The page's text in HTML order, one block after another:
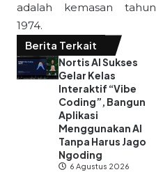
adalah kemasan tahun
1974.
Berita Terkait
Nortis AI Sukses
Gelar Kelas
Interaktif “Vibe
Coding”, Bangun
Aplikasi
Menggunakan AI
Tanpa Harus Jago
Ngoding
6 Agustus 2026